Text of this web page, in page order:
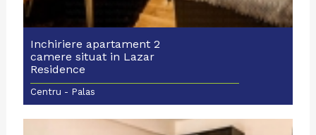
Inchiriere apartament 2
camere situat in Lazar
Residence
Centru - Palas